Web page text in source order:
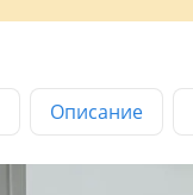
Описание